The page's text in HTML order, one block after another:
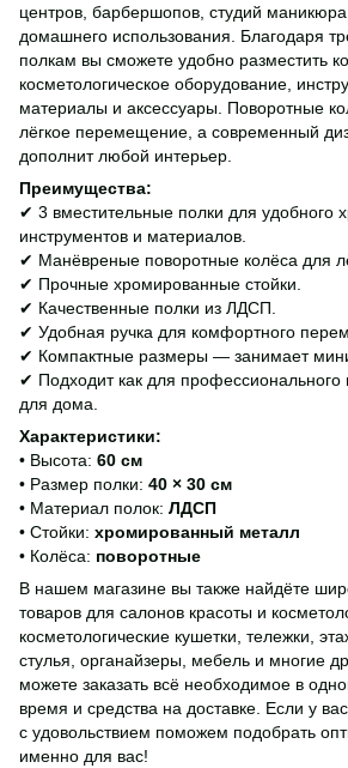
центров, барбершопов, студий
домашнего использования. Благодаря
полкам вы сможете удобно разместить
косметологическое оборудование,
материалы и аксессуары. Поворотные
лёгкое перемещение, а современный
дополнит любой интерьер.
Преимущества:
✔ 3 вместительные полки для удобного
инструментов и материалов.
✔ Манёвреные поворотные колёса для
✔ Прочные хромированные стойки.
✔ Качественные полки из ЛДСП.
✔ Удобная ручка для комфортного
✔ Компактные размеры — занимает
✔ Подходит как для профессионального
для дома.
Характеристики:
• Высота: 60 см
• Размер полки: 40 × 30 см
• Материал полок: ЛДСП
• Стойки: хромированный металл
• Колёса: поворотные
В нашем магазине вы также найдёте
товаров для салонов красоты и
косметологические кушетки, тележки,
стулья, органайзеры, мебель и многие
можете заказать всё необходимое в
время и средства на доставке. Если у
с удовольствием поможем подобрать
именно для вас!